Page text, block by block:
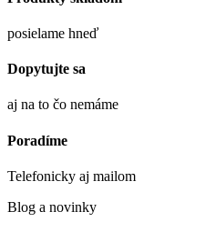
posielame hneď
Dopytujte sa
aj na to čo nemáme
Poradíme
Telefonicky aj mailom
Blog a novinky